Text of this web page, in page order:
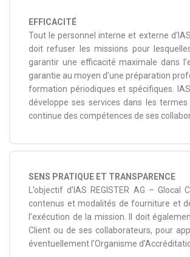
EFFICACITÉ
Tout le personnel interne et externe
doit refuser les missions pour
garantir une efficacité maximale dans
garantie au moyen d’une préparation
formation périodiques et spécifiques.
développe ses services dans les
continue des compétences de ses
SENS PRATIQUE ET TRANSPARENCE
L’objectif d’IAS REGISTER AG –
contenus et modalités de fourniture et
l’exécution de la mission. Il doit
Client ou de ses collaborateurs, pour
éventuellement l’Organisme